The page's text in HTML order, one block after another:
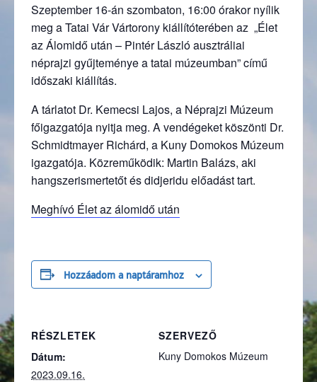
Szeptember 16-án szombaton, 16:00 órakor nyílik
meg a Tatai Vár Vártorony kiállítóterében az „Élet
az Álomidő után – Pintér László ausztráliai
néprajzi gyűjteménye a tatai múzeumban” című
időszaki kiállítás.
A tárlatot Dr. Kemecsi Lajos, a Néprajzi Múzeum
főigazgatója nyitja meg. A vendégeket köszönti Dr.
Schmidtmayer Richárd, a Kuny Domokos Múzeum
igazgatója. Közreműködik: Martin Balázs, aki
hangszerismertetőt és didjeridu előadást tart.
Meghívó Élet az álomidő után
Hozzáadom a naptáramhoz
RÉSZLETEK
Dátum:
2023.09.16.
SZERVEZŐ
Kuny Domokos Múzeum